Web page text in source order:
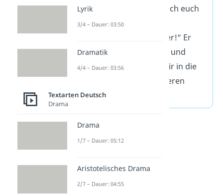
geklappt hatte. „Hab ich euch
erwischt, ihr kleinen
Dachbodengespenster!“ Er
nahm uns in den Arm und
gemeinsam gingen wir in die
Küche, um einen leckeren
Kakao zu trinken.
Lyrik
3/4 – Dauer: 03:50
Dramatik
4/4 – Dauer: 03:56
Textarten Deutsch
Drama
Drama
1/7 – Dauer: 05:12
Aristotelisches Drama
2/7 – Dauer: 04:55